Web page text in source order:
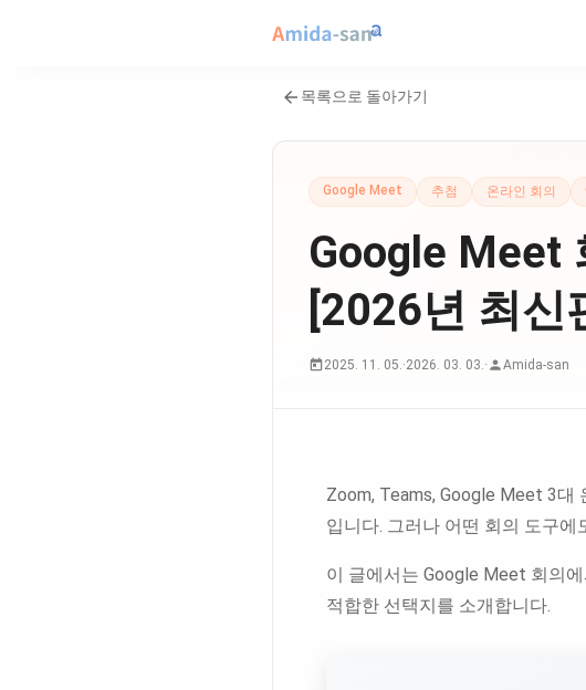
목록으로 돌아가기
Google Meet 추첨 온라인 회의
Google Meet
[2026년 최신
2025. 11. 05.·2026. 03. 03.· Amida-san
Zoom, Teams, Google Meet 3대
입니다. 그러나 어떤 회의 도구
이 글에서는 Google Meet 회의
적합한 선택지를 소개합니다.